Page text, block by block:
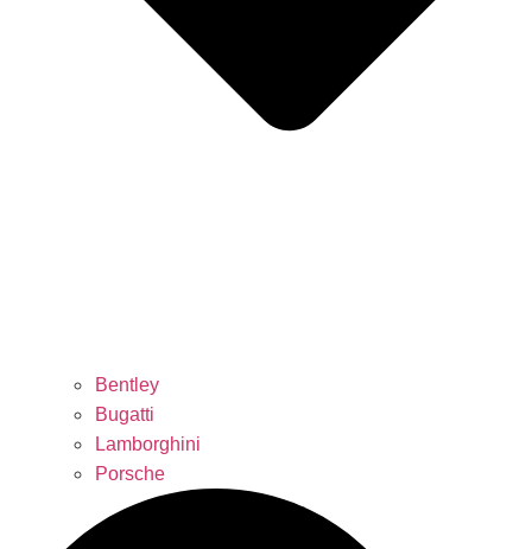
Bentley
Bugatti
Lamborghini
Porsche